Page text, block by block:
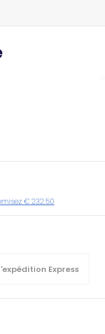
€ 232.50
Express